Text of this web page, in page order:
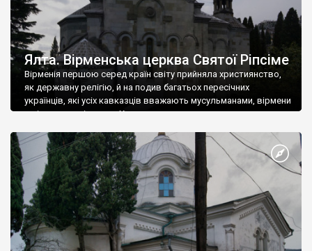
Ялта. Вірменська церква Святої Ріпсіме
Вірменія першою серед країн світу прийняла християнство,
як державну релігію, й на подив багатьох пересічних
українців, які усіх кавказців вважають мусульманами, вірмени
є відданими вірянами Христа